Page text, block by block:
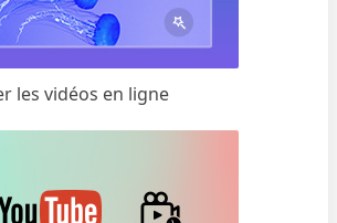
les vidéos en ligne